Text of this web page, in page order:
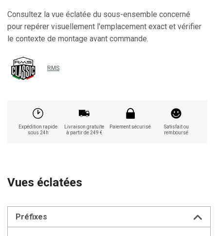
Consultez la vue éclatée du sous-ensemble concerné
pour repérer visuellement l'emplacement exact et vérifier
le contexte de montage avant commande.
RMS
Expédition rapide
sous 24h
Livraison gratuite
à partir de 249 €
Paiement sécurisé
Satisfait ou
remboursé
Vues éclatées
Préfixes